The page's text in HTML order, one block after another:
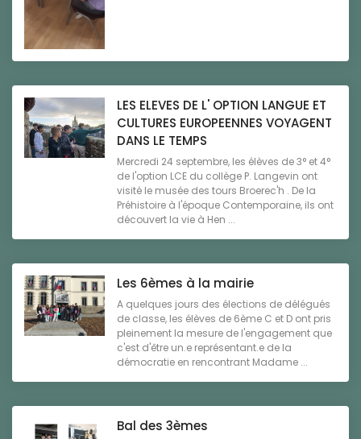
LES ELEVES DE L' OPTION LANGUE ET
CULTURES EUROPEENNES VOYAGENT
DANS LE TEMPS
Mercredi 24 septembre, les élèves de 3° et 4°
de l'option LCE du collège P. Langevin ont
visité le musée des tours Broerec'h . De la
Préhistoire à l'époque Contemporaine, ils ont
découvert la vie à Hen ...
Les 6èmes à la mairie
A quelques jours des élections de délégués
de classe, les élèves de 6ème C et D ont pris
pleinement la mesure de l'engagement que
c'est d'être un.e représentant.e de la
démocratie en rencontrant Madame ...
Bal des 3èmes